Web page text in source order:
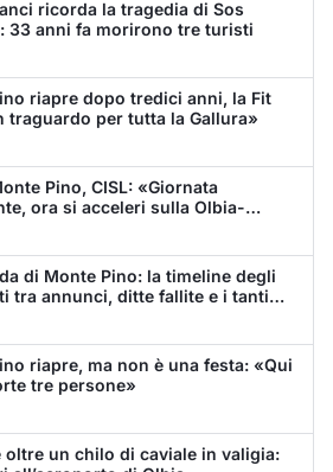
riapre, ma non è una festa: «Qui
tre persone»
oltre un chilo di caviale in valigia:
all’aeroporto di Olbia
Fiume: "Il divieto di sosta non può
i controlli"
da via Fiume rispondono
"La deve ritirare, non serva a
in via Fiume, un anno senza
il nascondino ai delinquenti